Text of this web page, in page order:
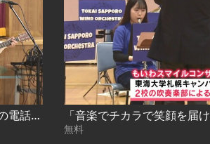
「いのちの大切さを届ける ～北海道いのちの電話～」
無料